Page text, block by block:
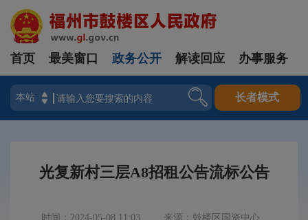
登录
首页 最美窗口 政务公开 解读回应 办事服务
长者模式
光复新村三层A8招租公告流标公告
时间：2024-05-08 11:03
来源：鼓楼区国资中心